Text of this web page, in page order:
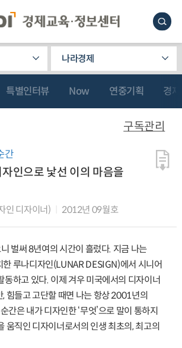
나라경제
특별인터뷰 Now 연중기획 경
간
인으로 낯선 이의 마음을
인 디자이너) 2012년 09월호
벌써 8년여의 시간이 흘렀다. 지금 나는
한 루나디자인(LUNAR DESIGN)에서 시니어
동하고 있다. 이제 겨우 미국에서의 디자이너
힘들고 고단할 때면 나는 항상 2001년의
간은 내가 디자인한 ‘무엇’으로 말이 통하지
움직인 디자이너로서의 인생 최초의, 최고의
구독관리